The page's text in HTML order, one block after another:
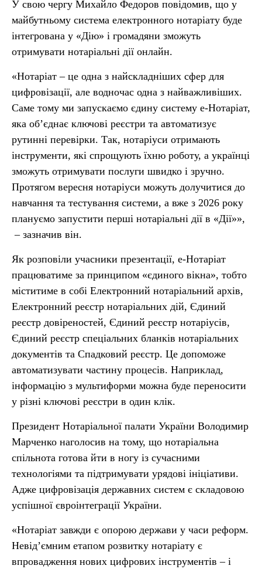
У свою чергу Михайло Федоров повідомив, що у
майбутньому система електронного нотаріату буде
інтегрована у «Дію» і громадяни зможуть
отримувати нотаріальні дії онлайн.
«Нотаріат – це одна з найскладніших сфер для
цифровізації, але водночас одна з найважливіших.
Саме тому ми запускаємо єдину систему е-Нотаріат,
яка об’єднає ключові реєстри та автоматизує
рутинні перевірки. Так, нотаріуси отримають
інструменти, які спрощують їхню роботу, а українці
зможуть отримувати послуги швидко і зручно.
Протягом вересня нотаріуси можуть долучитися до
навчання та тестування системи, а вже з 2026 року
плануємо запустити перші нотаріальні дії в «Дії»»,
– зазначив він.
Як розповіли учасники презентації, е-Нотаріат
працюватиме за принципом «єдиного вікна», тобто
міститиме в собі Електронний нотаріальний архів,
Електронний реєстр нотаріальних дій, Єдиний
реєстр довіреностей, Єдиний реєстр нотаріусів,
Єдиний реєстр спеціальних бланків нотаріальних
документів та Спадковий реєстр. Це допоможе
автоматизувати частину процесів. Наприклад,
інформацію з мультиформи можна буде переносити
у різні ключові реєстри в один клік.
Президент Нотаріальної палати України Володимир
Марченко наголосив на тому, що нотаріальна
спільнота готова йти в ногу із сучасними
технологіями та підтримувати урядові ініціативи.
Адже цифровізація державних систем є складовою
успішної євроінтеграції України.
«Нотаріат завжди є опорою держави у часи реформ.
Невідʼємним етапом розвитку нотаріату є
впровадження нових цифрових інструментів – і